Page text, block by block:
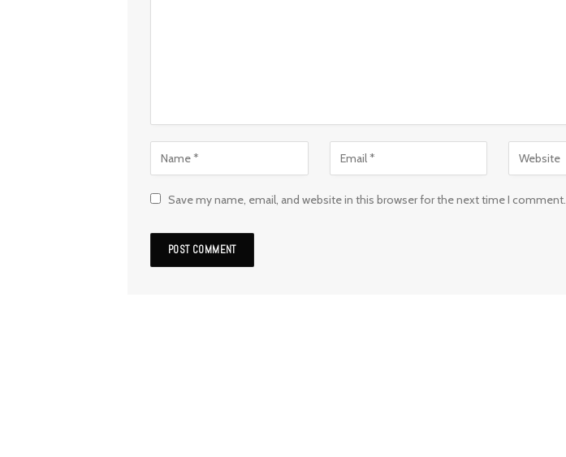
Save my name, email, and website in this browser for the next time I comment.